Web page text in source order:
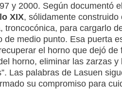
y 2000. Según documentó
XIX, sólidamente
para cargarlo
medio punto. Esa puerta
el horno que dejó
horno, eliminar las zarzas
Las palabras de Lasuen
su compromiso para